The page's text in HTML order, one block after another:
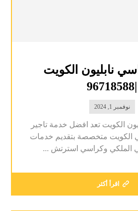
نابليون الكويت
|96718588
نوفمبر 1, 2024
الكويت تعد افضل خدمة تاجير
الكويت متخصصة بتقديم خدمات
الملكي وكراسي استرتش ...
اقرأ أكثر